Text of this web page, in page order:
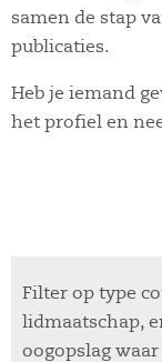
samen de stap
publicaties.
Heb je iemand
het profiel en
Filter op type
lidmaatschap,
oogopslag